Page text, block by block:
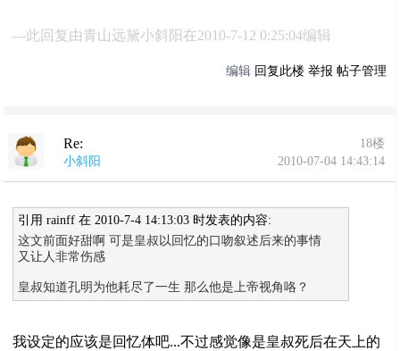
---此回复由青山远黛小斜阳在2010-7-12 0:25:04编辑
编辑 回复此楼 举报 帖子管理
Re:
18楼
小斜阳
2010-07-04 14:43:14
引用 rainff 在 2010-7-4 14:13:03 时发表的内容:
这文前面好甜啊 可是皇叔以回忆的口吻叙述后来的事情
又让人非常伤感
皇叔知道孔明为他耗尽了一生 那么他是上帝视角咯？
我设定的应该是回忆体吧...不过感觉像是皇叔死后在天上的